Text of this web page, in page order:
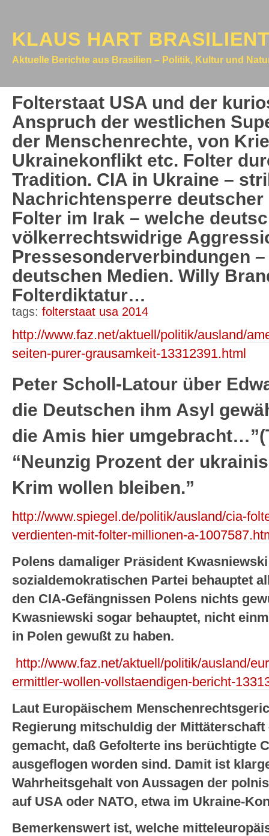
KLAUS HART
Aktuelle Berichte aus Brasilien – Politik, Kultur und
Folterstaat USA und der
Anspruch der westlichen
der Menschenrechte, von
Ukrainekonflikt etc. Folter
Tradition. CIA in Ukraine –
Nachrichtensperre
Folter im Irak – welche
völkerrechtswidrige
Pressesonderverbindungen
deutschen Medien. Willy
Folterdiktatur…
tags: folterstaat usa 2014
http://www.faz.net/aktuell/politik/ausland/
seiten-purer-grausamkeit-13312391.html
Peter Scholl-Latour über
die Deutschen ihm Asyl
die Amis hier
“Neunzig Prozent der
Krim wollen bleiben.”
http://www.spiegel.de/politik/ausland/cia-
verdienten-mit-folter-millionen-a-
Polens damaliger Präsident
sozialdemokratischen Partei behauptet
den CIA-Gefängnissen Polens nichts
Kwasniewski sogar behauptet, nicht
in Polen gewußt zu haben.
http://www.faz.net/aktuell/politik/ausland/
ermittler-wollen-vollstaendigen-bericht-
Laut Europäischem
Regierung mitschuldig der
gemacht, daß Gefolterte ins berüchtigte
ausgeflogen worden sind. Damit ist
Wahrheitsgehalt von Aussagen der
auf USA oder NATO, etwa im Ukraine-
Bemerkenswert ist, welche